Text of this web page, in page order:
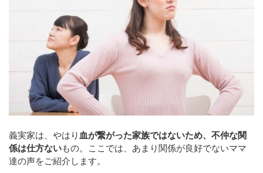
義実家は、やはり血が繋がった家族ではないため、不仲な関
係は仕方ないもの。ここでは、あまり関係が良好でないママ
達の声をご紹介します。